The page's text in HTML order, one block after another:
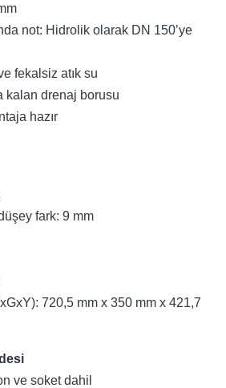
not: Hidrolik olarak DN 150’ye
fekalsiz atık su
kalan drenaj borusu
hazır
düşey fark: 9 mm
720,5 mm x 350 mm x 421,7
ve soket dahil